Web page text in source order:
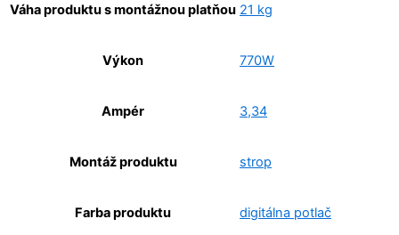
Váha produktu s montážnou platňou 21 kg
Výkon 770W
Ampér 3,34
Montáž produktu strop
Farba produktu digitálna potlač